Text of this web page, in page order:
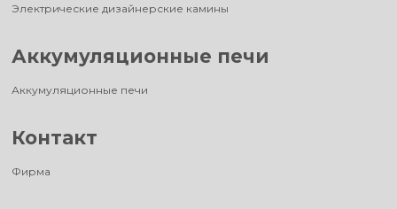
Электрические дизайнерские камины
Аккумуляционные печи
Аккумуляционные печи
Контакт
Фирма